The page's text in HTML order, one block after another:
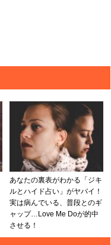
あなたの裏表がわかる「ジキ
ルとハイド占い」がヤバイ！
実は病んでいる、普段とのギ
ャップ…Love Me Doが的中
させる！